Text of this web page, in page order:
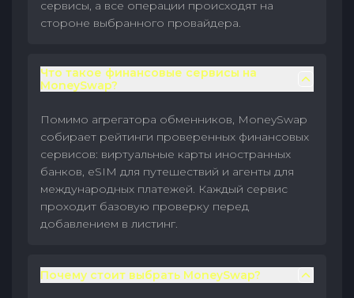
сервисы, а все операции происходят на
стороне выбранного провайдера.
Что такое финансовые сервисы на
MoneySwap?
Помимо агрегатора обменников, MoneySwap
собирает рейтинги проверенных финансовых
сервисов: виртуальные карты иностранных
банков, eSIM для путешествий и агенты для
международных платежей. Каждый сервис
проходит базовую проверку перед
добавлением в листинг.
Почему стоит выбрать MoneySwap?